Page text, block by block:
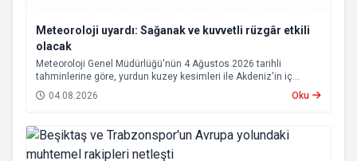
Meteoroloji uyardı: Sağanak ve kuvvetli rüzgâr etkili
olacak
Meteoroloji Genel Müdürlüğü'nün 4 Ağustos 2026 tarihli
tahminlerine göre, yurdun kuzey kesimleri ile Akdeniz'in iç
bölgelerinde yer yer sağanak ve gök gürültülü sağanak yağış
bekleniyor.
04.08.2026 Oku